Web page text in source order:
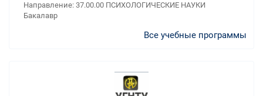
Направление: 37.00.00 ПСИХОЛОГИЧЕСКИЕ НАУКИ
Бакалавр
Все учебные программы